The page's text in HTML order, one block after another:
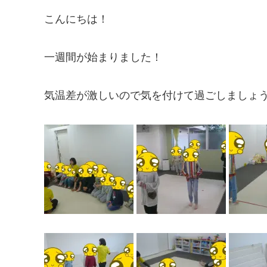
こんにちは！
一週間が始まりました！
気温差が激しいので気を付けて過ごしましょ